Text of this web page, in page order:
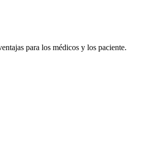
para los médicos y los paciente.